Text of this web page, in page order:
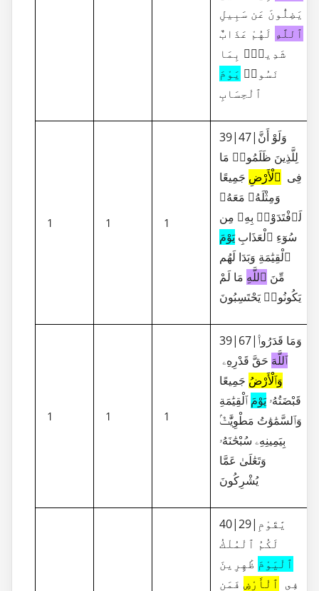
يَضِلُّونَ عَن سَبِيلِ
ٱللَّهِ لَهُمْ عَذَابٌ
شَدِيدٌۢ بِمَا
نَسُوا۟ يَوْمَ
ٱلْحِسَابِ
1 1 1
39|47|وَلَوْ أَنَّ
لِلَّذِينَ ظَلَمُوا۟ مَا
فِى ٱلْأَرْضِ جَمِيعًا
وَمِثْلَهُۥ مَعَهُۥ
لَٱفْتَدَوْا۟ بِهِۦ مِن
سُوٓءِ ٱلْعَذَابِيَوْمَ
ٱلْقِيَٰمَةِ وَبَدَا لَهُم
مِّنَ ٱللَّهِ مَا لَمْ
يَكُونُوا۟ يَحْتَسِبُونَ
1 1 1
39|67|وَمَا قَدَرُوا۟
ٱللَّهَ حَقَّ قَدْرِهِۦ
وَٱلْأَرْضُ جَمِيعًا
قَبْضَتُهُۥيَوْمَٱلْقِيَٰمَةِ
وَٱلسَّمَٰوَٰتُ مَطْوِيَّٰتٌۢ
بِيَمِينِهِۦ سُبْحَٰنَهُۥ
وَتَعَٰلَىٰ عَمَّا
يُشْرِكُونَ
40|29|يَٰقَوْمِ
لَكُمُ ٱلْمُلْكُ
ٱلْيَوْمَ ظَٰهِرِينَ
فِى ٱلْأَرْضِ فَمَن